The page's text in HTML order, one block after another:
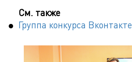
См. также
Группа конкурса Вконтакте